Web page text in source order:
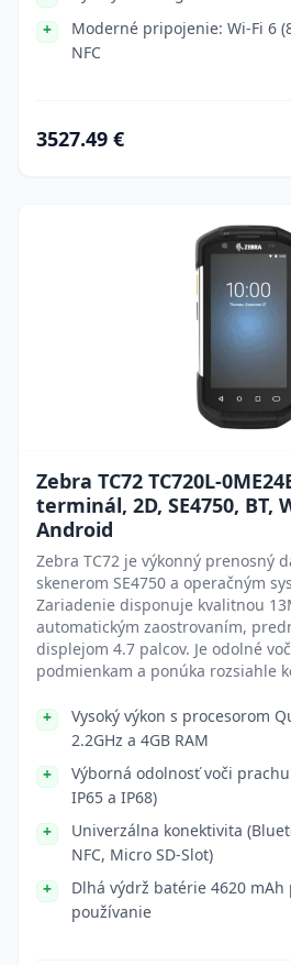
Moderné pripojenie: Wi-Fi 6
NFC
3527.49 €
Zebra TC72 TC720L-
terminál, 2D, SE4750, BT,
Android
Zebra TC72 je výkonný prenosný
skenerom SE4750 a operačným
Zariadenie disponuje kvalitnou
automatickým zaostrovaním,
displejom 4.7 palcov. Je odolné
podmienkam a ponúka rozsiahle
Vysoký výkon s procesorom
2.2GHz a 4GB RAM
Výborná odolnosť voči
IP65 a IP68)
Univerzálna konektivita
NFC, Micro SD-Slot)
Dlhá výdrž batérie 4620
používanie